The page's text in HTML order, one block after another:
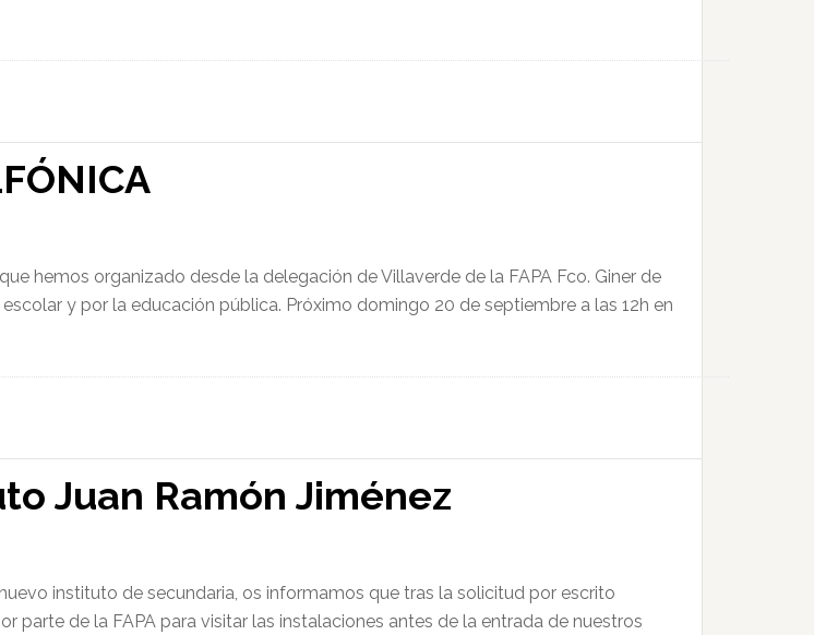
hemos organizado desde la delegación de Villaverde de la FAPA Fco. Giner de
y por la educación pública. Próximo domingo 20 de septiembre a las 12h en
Juan Ramón Jiménez
instituto de secundaria, os informamos que tras la solicitud por escrito
parte de la FAPA para visitar las instalaciones antes de la entrada de nuestros